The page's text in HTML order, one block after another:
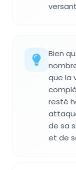
Bien
que la
resté
de sa
et de